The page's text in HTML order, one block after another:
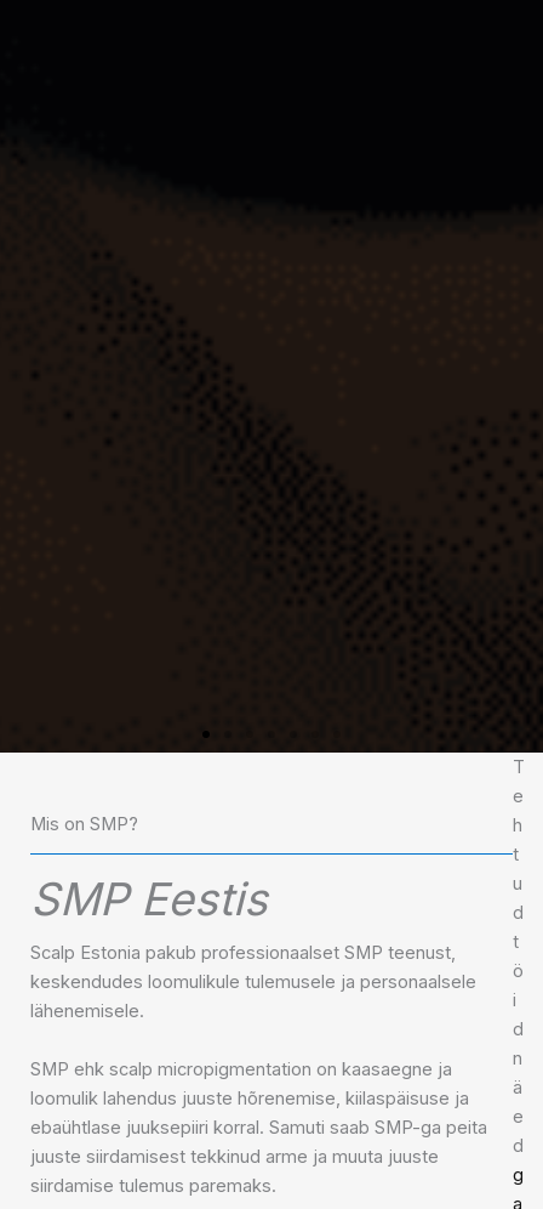
Mis on SMP?
SMP Eestis
Scalp Estonia pakub professionaalset SMP teenust,
keskendudes loomulikule tulemusele ja personaalsele
lähenemisele.
SMP ehk scalp micropigmentation on kaasaegne ja
loomulik lahendus juuste hõrenemise, kiilaspäisuse ja
ebaühtlase juuksepiiri korral. Samuti saab SMP-ga peita
juuste siirdamisest tekkinud arme ja muuta juuste
siirdamise tulemus paremaks.
T
e
h
t
u
d
t
ö
i
d
n
ä
e
d
g
a